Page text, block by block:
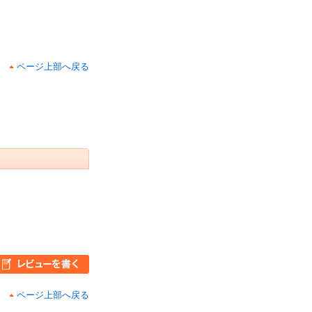
ページ上部へ戻る
ページ上部へ戻る